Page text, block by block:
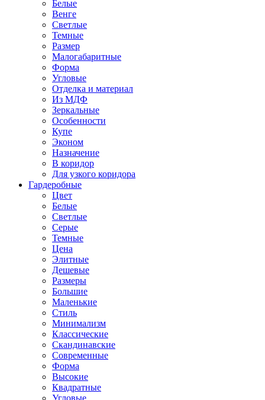
Белые
Венге
Светлые
Темные
Размер
Малогабаритные
Форма
Угловые
Отделка и материал
Из МДФ
Зеркальные
Особенности
Купе
Эконом
Назначение
В коридор
Для узкого коридора
Гардеробные
Цвет
Белые
Светлые
Серые
Темные
Цена
Элитные
Дешевые
Размеры
Большие
Маленькие
Стиль
Минимализм
Классические
Скандинавские
Современные
Форма
Высокие
Квадратные
Угловые